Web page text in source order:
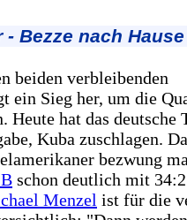
Bezze nach Hause
beiden verbleibenden
ein Sieg her, um die
hat das deutsche
Kuba zuschlagen.
bezwung
schon deutlich mit
Menzel ist für die